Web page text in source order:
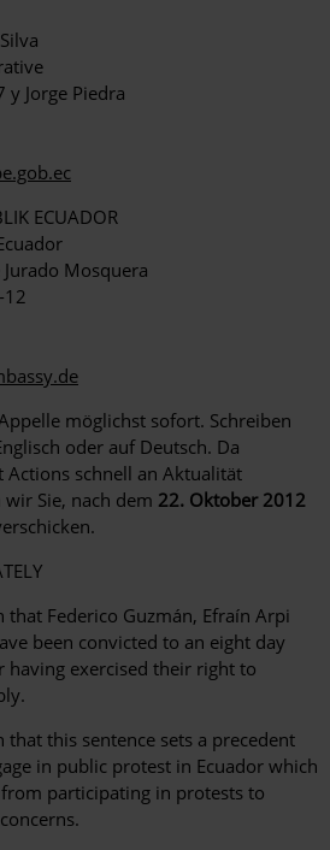
y Jorge Piedra
ECUADOR
Jurado Mosquera
12
möglichst sofort. Schreiben
oder auf Deutsch. Da
schnell an Aktualität
Sie, nach dem 22. Oktober 2012
that Federico Guzmán, Efraín Arpi
been convicted to an eight day
having exercised their right to
that this sentence sets a precedent
in public protest in Ecuador which
participating in protests to